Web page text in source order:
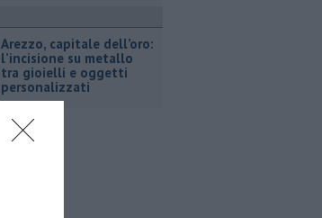
Arezzo, capitale dell’oro:
l’incisione su metallo
tra gioielli e oggetti
personalizzati